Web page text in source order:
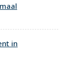
in